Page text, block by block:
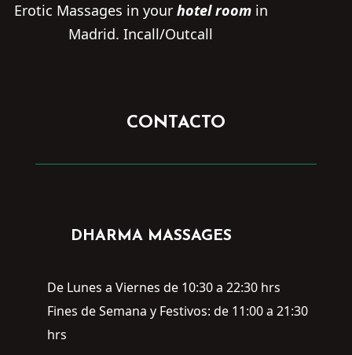
Erotic Massages in your hotel roomin
Madrid. Incall/Outcall
CONTACTO
DHARMA MASSAGES
De Lunes a Viernes de 10:30 a 22:30 hrs
Fines de Semana y Festivos: de 11:00 a 21:30
hrs